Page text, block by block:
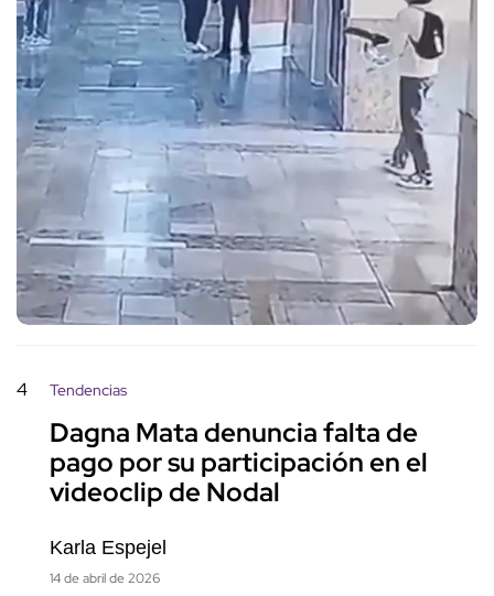
4 Tendencias
Dagna Mata denuncia falta de
pago por su participación en el
videoclip de Nodal
Karla Espejel
14 de abril de 2026